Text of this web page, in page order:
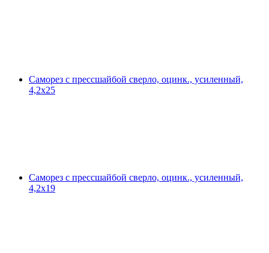
Саморез с прессшайбой сверло, оцинк., усиленный,
4,2х25
Саморез с прессшайбой сверло, оцинк., усиленный,
4,2х19